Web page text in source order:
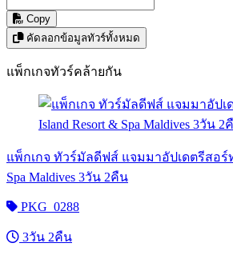
Copy
คัดลอกข้อมูลทัวร์ทั้งหมด
แพ็กเกจทัวร์คล้ายกัน
แพ็กเกจ ทัวร์มัลดีฟส์ แจมมาอัปเดตรีสอร์ท
Spa Maldives 3วัน 2คืน
PKG_0288
3วัน 2คืน